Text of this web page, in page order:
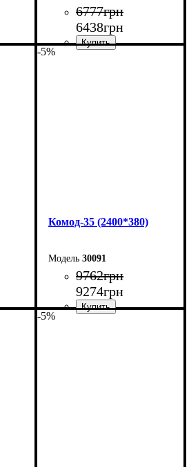
6777грн
6438грн
-5%
Комод-35 (2400*380)
30091
9762грн
9274грн
-5%